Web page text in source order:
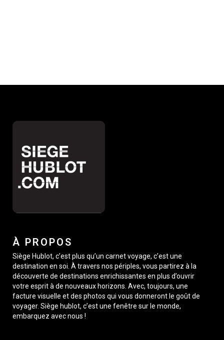
À PROPOS
Siège Hublot, c’est plus qu’un carnet voyage, c’est une
destination en soi. À travers nos périples, vous partirez à la
découverte de destinations enrichissantes en plus d’ouvrir
votre esprit à de nouveaux horizons. Avec, toujours, une
facture visuelle et des photos qui vous donneront le goût de
voyager. Siège hublot, c’est une fenêtre sur le monde,
embarquez avec nous !